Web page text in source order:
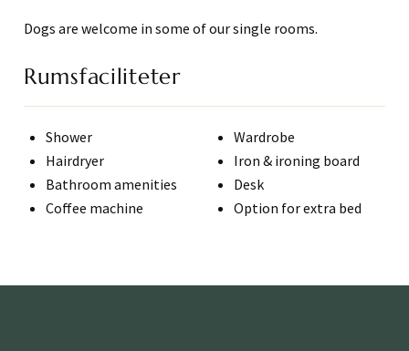
Dogs are welcome in some of our single rooms.
Rumsfaciliteter
Shower
Hairdryer
Bathroom amenities
Coffee machine
Wardrobe
Iron & ironing board
Desk
Option for extra bed